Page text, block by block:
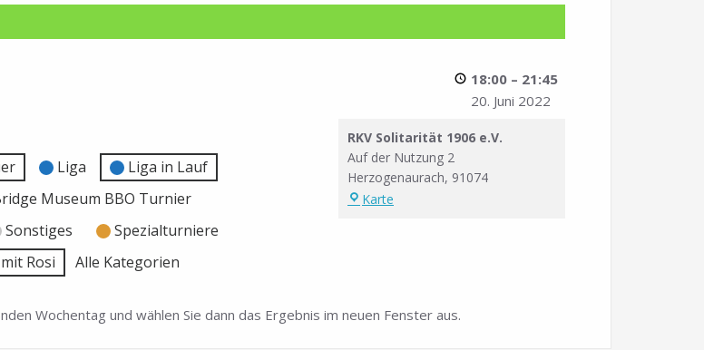
18:00 – 21:45
20. Juni 2022
RKV Solitarität 1906 e.V.
Auf der Nutzung 2
Herzogenaurach, 91074
Karte
Liga
Liga in Lauf
Museum BBO Turnier
Sonstiges
Spezialturniere
Rosi Alle Kategorien
Wochentag und wählen Sie dann das Ergebnis im neuen Fenster aus.